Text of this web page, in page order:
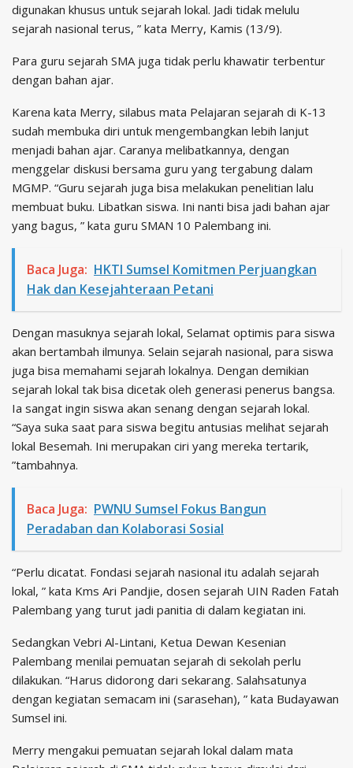
digunakan khusus untuk sejarah lokal. Jadi tidak melulu
sejarah nasional terus, ” kata Merry, Kamis (13/9).
Para guru sejarah SMA juga tidak perlu khawatir terbentur
dengan bahan ajar.
Karena kata Merry, silabus mata Pelajaran sejarah di K-13
sudah membuka diri untuk mengembangkan lebih lanjut
menjadi bahan ajar. Caranya melibatkannya, dengan
menggelar diskusi bersama guru yang tergabung dalam
MGMP. “Guru sejarah juga bisa melakukan penelitian lalu
membuat buku. Libatkan siswa. Ini nanti bisa jadi bahan ajar
yang bagus, ” kata guru SMAN 10 Palembang ini.
Baca Juga: HKTI Sumsel Komitmen Perjuangkan
Hak dan Kesejahteraan Petani
Dengan masuknya sejarah lokal, Selamat optimis para siswa
akan bertambah ilmunya. Selain sejarah nasional, para siswa
juga bisa memahami sejarah lokalnya. Dengan demikian
sejarah lokal tak bisa dicetak oleh generasi penerus bangsa.
Ia sangat ingin siswa akan senang dengan sejarah lokal.
“Saya suka saat para siswa begitu antusias melihat sejarah
lokal Besemah. Ini merupakan ciri yang mereka tertarik,
”tambahnya.
Baca Juga: PWNU Sumsel Fokus Bangun
Peradaban dan Kolaborasi Sosial
“Perlu dicatat. Fondasi sejarah nasional itu adalah sejarah
lokal, ” kata Kms Ari Pandjie, dosen sejarah UIN Raden Fatah
Palembang yang turut jadi panitia di dalam kegiatan ini.
Sedangkan Vebri Al-Lintani, Ketua Dewan Kesenian
Palembang menilai pemuatan sejarah di sekolah perlu
dilakukan. “Harus didorong dari sekarang. Salahsatunya
dengan kegiatan semacam ini (sarasehan), ” kata Budayawan
Sumsel ini.
Merry mengakui pemuatan sejarah lokal dalam mata